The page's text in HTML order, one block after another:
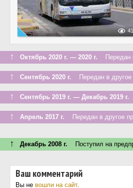
↑ Октябрь 2020 г. — 2020 г. Передан
↑ Сентябрь 2020 г. Передан в другое
↑ Сентябрь 2019 г. — Декабрь 2019 г.
↑ Апрель 2017 г. Передан в другое
↑ Декабрь 2008 г. Поступил на
Ваш комментарий
Вы не вошли на сайт.